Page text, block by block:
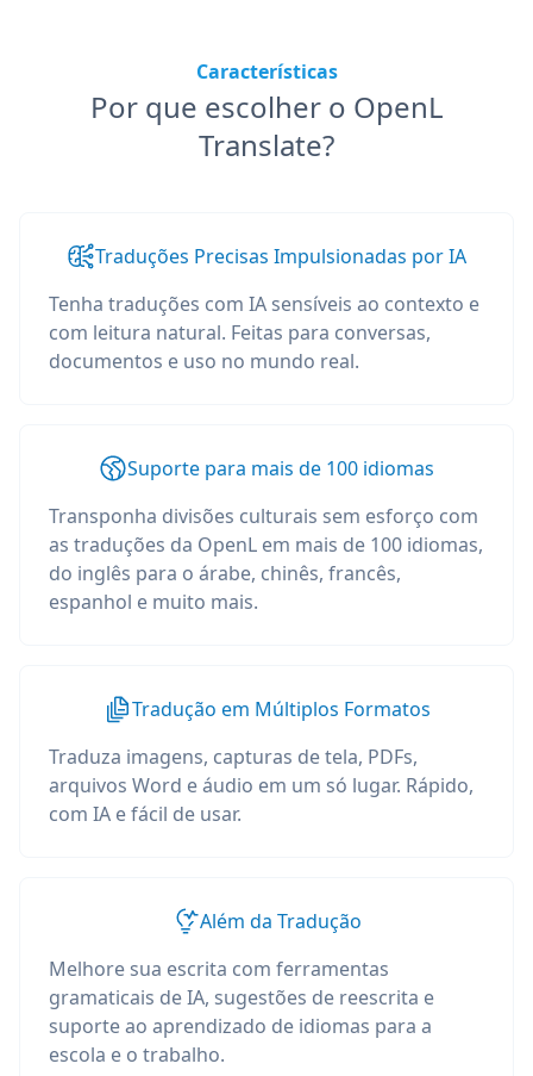
Características
Por que escolher o OpenL
Translate?
Traduções Precisas Impulsionadas por IA
Tenha traduções com IA sensíveis ao contexto e
com leitura natural. Feitas para conversas,
documentos e uso no mundo real.
Suporte para mais de 100 idiomas
Transponha divisões culturais sem esforço com
as traduções da OpenL em mais de 100 idiomas,
do inglês para o árabe, chinês, francês,
espanhol e muito mais.
Tradução em Múltiplos Formatos
Traduza imagens, capturas de tela, PDFs,
arquivos Word e áudio em um só lugar. Rápido,
com IA e fácil de usar.
Além da Tradução
Melhore sua escrita com ferramentas
gramaticais de IA, sugestões de reescrita e
suporte ao aprendizado de idiomas para a
escola e o trabalho.